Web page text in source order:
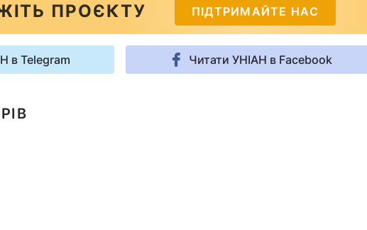
ПРОЄКТУ ПІДТРИМАЙТЕ НАС
в Telegram Читати УНІАН в Facebook